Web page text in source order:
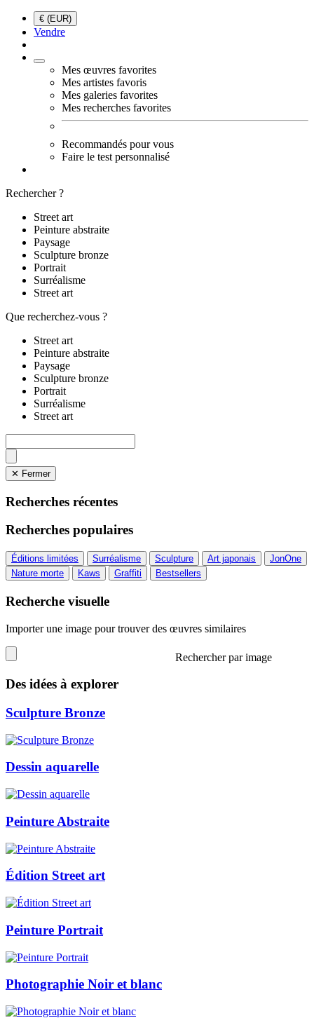
€ (EUR)
Vendre
Mes œuvres favorites
Mes artistes favoris
Mes galeries favorites
Mes recherches favorites
Recommandés pour vous
Faire le test personnalisé
Rechercher ?
Street art
Peinture abstraite
Paysage
Sculpture bronze
Portrait
Surréalisme
Street art
Que recherchez-vous ?
Street art
Peinture abstraite
Paysage
Sculpture bronze
Portrait
Surréalisme
Street art
✕ Fermer
Recherches récentes
Recherches populaires
Éditions limitées Surréalisme Sculpture Art japonais
JonOne
Nature morte
Kaws Graffiti Bestsellers
Recherche visuelle
Importer une image pour trouver des œuvres similaires
Rechercher par image
Des idées à explorer
Sculpture Bronze
Dessin aquarelle
Peinture Abstraite
Édition Street art
Peinture Portrait
Photographie Noir et blanc